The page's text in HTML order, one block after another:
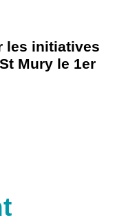
les initiatives
Mury le 1er